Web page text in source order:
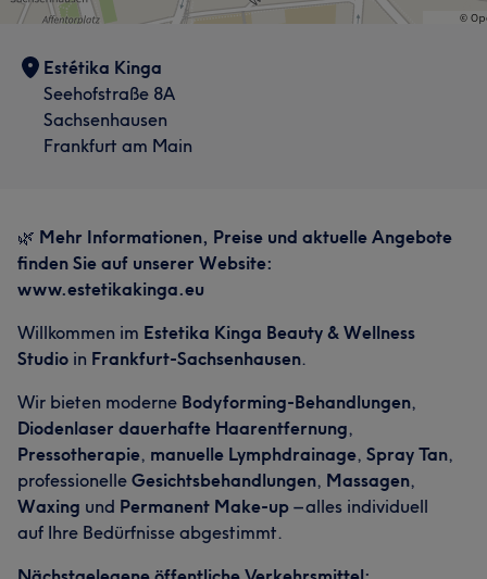
Estétika Kinga
Seehofstraße 8A
Sachsenhausen
Frankfurt am Main
🌿 Mehr Informationen, Preise und aktuelle Angebote
finden Sie auf unserer Website:
www.estetikakinga.eu
Willkommen im Estetika Kinga Beauty & Wellness
Studio in Frankfurt-Sachsenhausen.
Wir bieten moderne Bodyforming-Behandlungen,
Diodenlaser dauerhafte Haarentfernung,
Pressotherapie, manuelle Lymphdrainage, Spray Tan,
professionelle Gesichtsbehandlungen, Massagen,
Waxing und Permanent Make-up – alles individuell
auf Ihre Bedürfnisse abgestimmt.